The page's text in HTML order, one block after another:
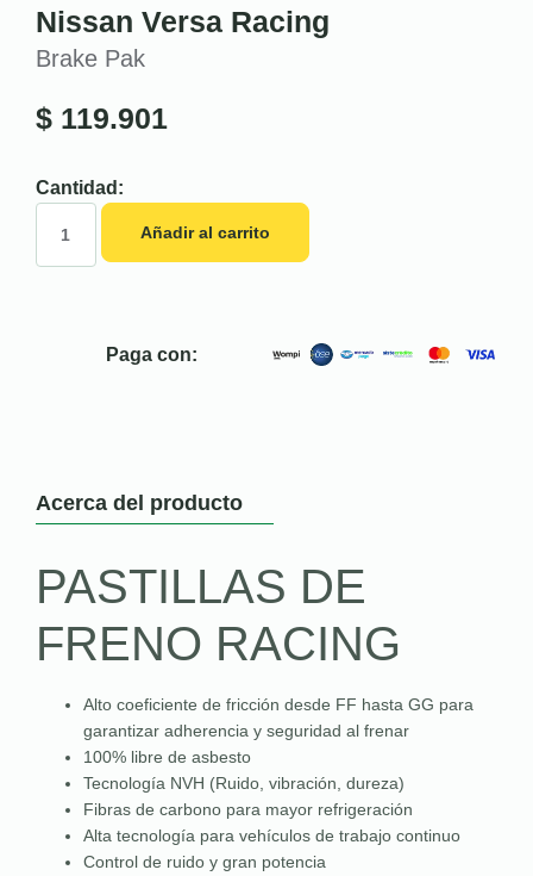
Nissan Versa Racing
Brake Pak
$ 119.901
Cantidad:
Añadir al carrito
Paga con:
Acerca del producto
PASTILLAS DE
FRENO RACING
Alto coeficiente de fricción desde FF hasta GG para
garantizar adherencia y seguridad al frenar
100% libre de asbesto
Tecnología NVH (Ruido, vibración, dureza)
Fibras de carbono para mayor refrigeración
Alta tecnología para vehículos de trabajo continuo
Control de ruido y gran potencia